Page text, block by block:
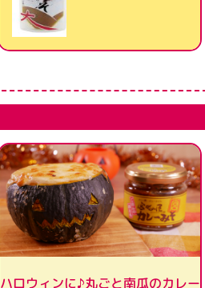
ハロウィンに♪丸ごと南瓜のカレー